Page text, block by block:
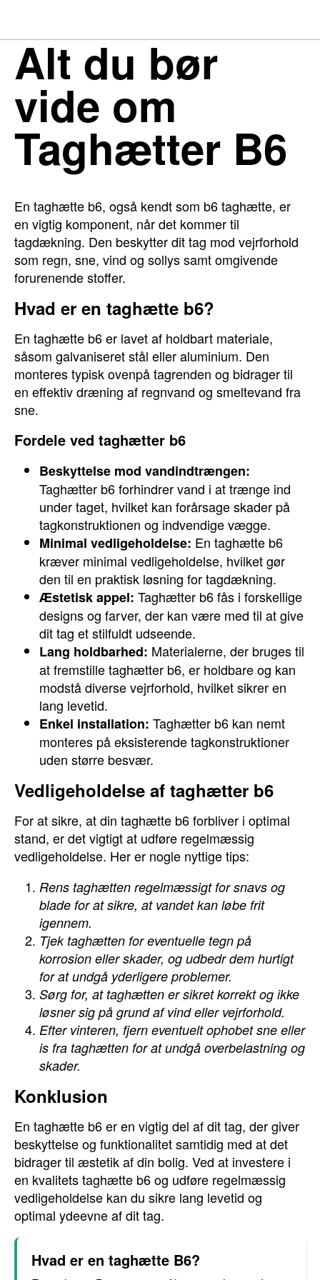
Alt du bør
vide om
Taghætter B6
En taghætte b6, også kendt som b6 taghætte, er
en vigtig komponent, når det kommer til
tagdækning. Den beskytter dit tag mod vejrforhold
som regn, sne, vind og sollys samt omgivende
forurenende stoffer.
Hvad er en taghætte b6?
En taghætte b6 er lavet af holdbart materiale,
såsom galvaniseret stål eller aluminium. Den
monteres typisk ovenpå tagrenden og bidrager til
en effektiv dræning af regnvand og smeltevand fra
sne.
Fordele ved taghætter b6
Beskyttelse mod vandindtrængen:
Taghætter b6 forhindrer vand i at trænge ind
under taget, hvilket kan forårsage skader på
tagkonstruktionen og indvendige vægge.
Minimal vedligeholdelse: En taghætte b6
kræver minimal vedligeholdelse, hvilket gør
den til en praktisk løsning for tagdækning.
Æstetisk appel: Taghætter b6 fås i forskellige
designs og farver, der kan være med til at give
dit tag et stilfuldt udseende.
Lang holdbarhed: Materialerne, der bruges til
at fremstille taghætter b6, er holdbare og kan
modstå diverse vejrforhold, hvilket sikrer en
lang levetid.
Enkel installation: Taghætter b6 kan nemt
monteres på eksisterende tagkonstruktioner
uden større besvær.
Vedligeholdelse af taghætter b6
For at sikre, at din taghætte b6 forbliver i optimal
stand, er det vigtigt at udføre regelmæssig
vedligeholdelse. Her er nogle nyttige tips:
Rens taghætten regelmæssigt for snavs og
blade for at sikre, at vandet kan løbe frit
igennem.
Tjek taghætten for eventuelle tegn på
korrosion eller skader, og udbedr dem hurtigt
for at undgå yderligere problemer.
Sørg for, at taghætten er sikret korrekt og ikke
løsner sig på grund af vind eller vejrforhold.
Efter vinteren, fjern eventuelt ophobet sne eller
is fra taghætten for at undgå overbelastning og
skader.
Konklusion
En taghætte b6 er en vigtig del af dit tag, der giver
beskyttelse og funktionalitet samtidig med at det
bidrager til æstetik af din bolig. Ved at investere i
en kvalitets taghætte b6 og udføre regelmæssig
vedligeholdelse kan du sikre lang levetid og
optimal ydeevne af dit tag.
Hvad er en taghætte B6?